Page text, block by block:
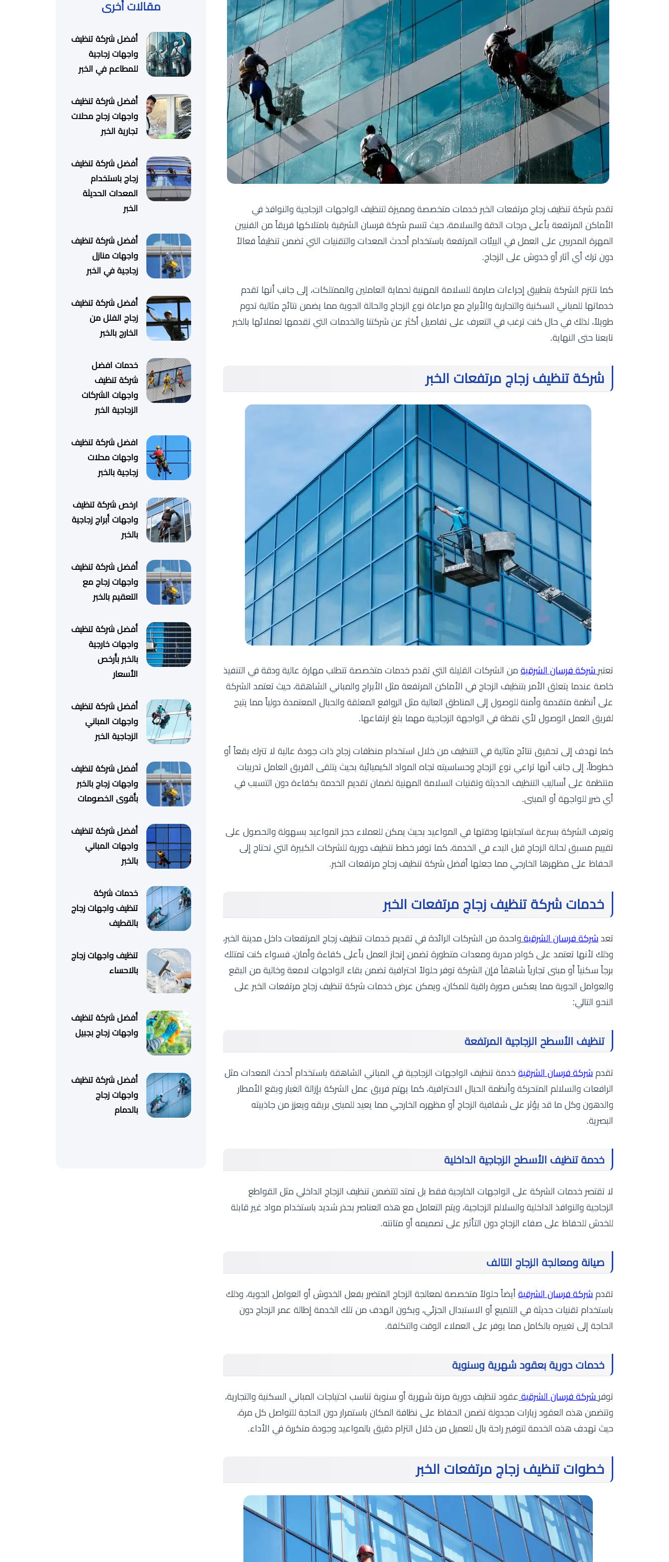
تقدم شركة تنظيف زجاج مرتفعات الخبر خدمات متخصصة ومميزة لتنظيف الواجهات الزجاجية والنوافذ في
الأماكن المرتفعة بأعلى درجات الدقة والسلامة، حيث تتسم شركة فرسان الشرقية بامتلاكها فريقاً من الفنيين
المهرة المدربين على العمل في البيئات المرتفعة باستخدام أحدث المعدات والتقنيات التي تضمن تنظيفاً فعالاً
دون ترك أي آثار أو خدوش على الزجاج.
كما تلتزم الشركة بتطبيق إجراءات صارمة للسلامة المهنية لحماية العاملين والممتلكات، إلى جانب أنها تقدم
خدماتها للمباني السكنية والتجارية والأبراج مع مراعاة نوع الزجاج والحالة الجوية مما يضمن نتائج مثالية تدوم
طويلاً، لذلك في حال كنت ترغب في التعرف على تفاصيل أكثر عن شركتنا والخدمات التي تقدمها لعملائها بالخبر
تابعنا حتى النهاية.
شركة تنظيف زجاج مرتفعات الخبر
تعتبر شركة فرسان الشرقية من الشركات القليلة التي تقدم خدمات متخصصة تتطلب مهارة عالية ودقة في التنفيذ
خاصة عندما يتعلق الأمر بتنظيف الزجاج في الأماكن المرتفعة مثل الأبراج والمباني الشاهقة، حيث تعتمد الشركة
على أنظمة متقدمة وأمنة للوصول إلى المناطق العالية مثل الروافع المعلقة والحبال المعتمدة دولياً مما يتيح
لفريق العمل الوصول لأي نقطة في الواجهة الزجاجية مهما بلغ ارتفاعها.
كما تهدف إلى تحقيق نتائج مثالية في التنظيف من خلال استخدام منظفات زجاج ذات جودة عالية لا تترك بقعاً أو
خطوطاً، إلى جانب أنها تراعي نوع الزجاج وحساسيته تجاه المواد الكيميائية بحيث يتلقى الفريق العامل تدريبات
منتظمة على أساليب التنظيف الحديثة وتقنيات السلامة المهنية لضمان تقديم الخدمة بكفاءة دون التسبب في
أي ضرر للواجهة أو المبنى.
وتعرف الشركة بسرعة استجابتها ودقتها في المواعيد بحيث يمكن للعملاء حجز المواعيد بسهولة والحصول على
تقييم مسبق لحالة الزجاج قبل البدء في الخدمة، كما توفر خطط تنظيف دورية للشركات الكبيرة التي تحتاج إلى
الحفاظ على مظهرها الخارجي مما جعلها أفضل شركة تنظيف زجاج مرتفعات الخبر.
خدمات شركة تنظيف زجاج مرتفعات الخبر
تعد شركة فرسان الشرقية واحدة من الشركات الرائدة في تقديم خدمات تنظيف زجاج المرتفعات داخل مدينة الخبر،
وذلك لأنها تعتمد على كوادر مدربة ومعدات متطورة تضمن إنجاز العمل بأعلى كفاءة وأمان، فسواء كنت تمتلك
برجاً سكنياً أو مبنى تجارياً شاهقاً فإن الشركة توفر حلولاً احترافية تضمن بقاء الواجهات لامعة وخالية من البقع
والعوامل الجوية مما يعكس صورة راقية للمكان، ويمكن عرض خدمات شركة تنظيف زجاج مرتفعات الخبر على
النحو التالي:
تنظيف الأسطح الزجاجية المرتفعة
تقدم شركة فرسان الشرقية خدمة تنظيف الواجهات الزجاجية في المباني الشاهقة باستخدام أحدث المعدات مثل
الرافعات والسلالم المتحركة وأنظمة الحبال الاحترافية، كما يهتم فريق عمل الشركة بإزالة الغبار وبقع الأمطار
والدهون وكل ما قد يؤثر على شفافية الزجاج أو مظهره الخارجي مما يعيد للمبنى بريقه ويعزز من جاذبيته
البصرية.
خدمة تنظيف الأسطح الزجاجية الداخلية
لا تقتصر خدمات الشركة على الواجهات الخارجية فقط بل تمتد لتتضمن تنظيف الزجاج الداخلي مثل القواطع
الزجاجية والنوافذ الداخلية والسلالم الزجاجية، ويتم التعامل مع هذه العناصر بحذر شديد باستخدام مواد غير قابلة
للخدش للحفاظ على صفاء الزجاج دون التأثير على تصميمه أو متانته.
صيانة ومعالجة الزجاج التالف
تقدم شركة فرسان الشرقية أيضاً حلولاً متخصصة لمعالجة الزجاج المتضرر بفعل الخدوش أو العوامل الجوية، وذلك
باستخدام تقنيات حديثة في التلميع أو الاستبدال الجزئي، ويكون الهدف من تلك الخدمة إطالة عمر الزجاج دون
الحاجة إلى تغييره بالكامل مما يوفر على العملاء الوقت والتكلفة.
خدمات دورية بعقود شهرية وسنوية
توفر شركة فرسان الشرقية عقود تنظيف دورية مرنة شهرية أو سنوية تناسب احتياجات المباني السكنية والتجارية،
وتتضمن هذه العقود زيارات مجدولة تضمن الحفاظ على نظافة المكان باستمرار دون الحاجة للتواصل كل مرة،
حيث تهدف هذه الخدمة لتوفير راحة بال للعميل من خلال التزام دقيق بالمواعيد وجودة متكررة في الأداء.
خطوات تنظيف زجاج مرتفعات الخبر
مقالات أخرى
أفضل شركة تنظيف
واجهات زجاجية
للمطاعم في الخبر
أفضل شركة تنظيف
واجهات زجاج محلات
تجارية الخبر
أفضل شركة تنظيف
زجاج باستخدام
المعدات الحديثة
الخبر
أفضل شركة تنظيف
واجهات منازل
زجاجية في الخبر
أفضل شركة تنظيف
زجاج الفلل من
الخارج بالخبر
خدمات افضل
شركة تنظيف
واجهات الشركات
الزجاجية الخبر
افضل شركة تنظيف
واجهات محلات
زجاجية بالخبر
ارخص شركة تنظيف
واجهات أبراج زجاجية
بالخبر
أفضل شركة تنظيف
واجهات زجاج مع
التعقيم بالخبر
أفضل شركة تنظيف
واجهات خارجية
بالخبر بأرخص
الأسعار
أفضل شركة تنظيف
واجهات المباني
الزجاجية الخبر
أفضل شركة تنظيف
واجهات زجاج بالخبر
بأقوى الخصومات
أفضل شركة تنظيف
واجهات المباني
بالخبر
خدمات شركة
تنظيف واجهات زجاج
بالقطيف
تنظيف واجهات زجاج
بالاحساء
أفضل شركة تنظيف
واجهات زجاج بجبيل
أفضل شركة تنظيف
واجهات زجاج
بالدمام